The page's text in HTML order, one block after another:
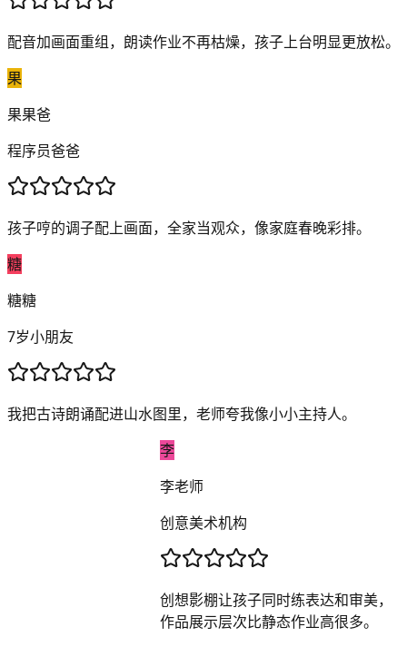
配音加画面重组，朗读作业不再枯燥，孩子上台明显更放松。
果
果果爸
程序员爸爸
孩子哼的调子配上画面，全家当观众，像家庭春晚彩排。
糖
糖糖
7岁小朋友
我把古诗朗诵配进山水图里，老师夸我像小小主持人。
李
李老师
创意美术机构
创想影棚让孩子同时练表达和审美，
作品展示层次比静态作业高很多。